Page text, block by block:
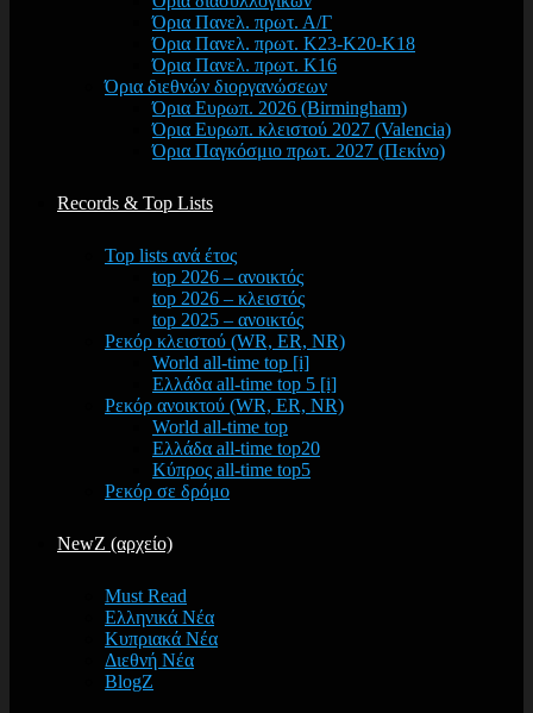
Όρια Πανελ. πρωτ. Α/Γ
Όρια Πανελ. πρωτ. Κ23-Κ20-Κ18
Όρια Πανελ. πρωτ. Κ16
Όρια διεθνών διοργανώσεων
Όρια Ευρωπ. 2026 (Birmingham)
Όρια Ευρωπ. κλειστού 2027 (Valencia)
Όρια Παγκόσμιο πρωτ. 2027 (Πεκίνο)
Records & Top Lists
Top lists ανά έτος
top 2026 – ανοικτός
top 2026 – κλειστός
top 2025 – ανοικτός
Ρεκόρ κλειστού (WR, ER, NR)
World all-time top [i]
Ελλάδα all-time top 5 [i]
Ρεκόρ ανοικτού (WR, ER, NR)
World all-time top
Ελλάδα all-time top20
Κύπρος all-time top5
Ρεκόρ σε δρόμο
NewZ (αρχείο)
Must Read
Ελληνικά Νέα
Κυπριακά Νέα
Διεθνή Νέα
BlogZ